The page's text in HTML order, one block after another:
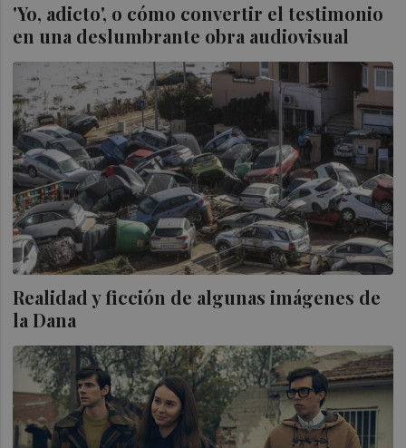
'Yo, adicto', o cómo convertir el testimonio
en una deslumbrante obra audiovisual
Realidad y ficción de algunas imágenes de
la Dana